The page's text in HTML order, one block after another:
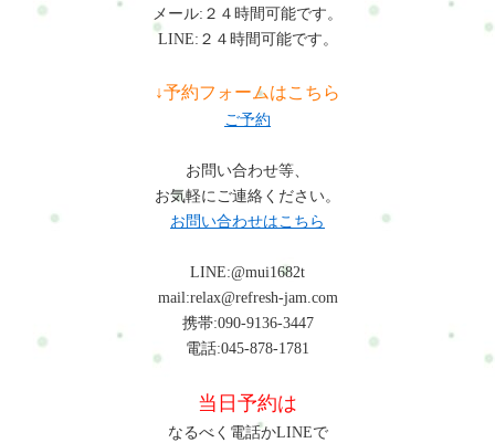
メール:２４時間可能です。
LINE:２４時間可能です。
↓予約フォームはこちら
ご予約
お問い合わせ等、
お気軽にご連絡ください。
お問い合わせはこちら
LINE:@mui1682t
mail:relax@refresh-jam.com
携帯:090-9136-3447
電話:045-878-1781
当日予約は
なるべく電話かLINEで